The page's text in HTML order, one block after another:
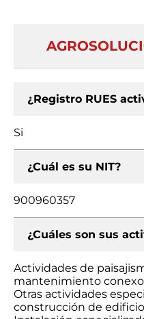
¿Registro RUES
Si
¿Cuál es su NIT?
900960357
¿Cuáles son sus
Actividades de
mantenimiento
Otras actividades
construcción de